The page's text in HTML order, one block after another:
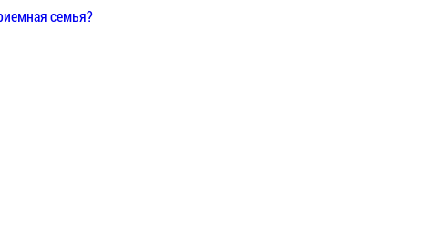
семья?